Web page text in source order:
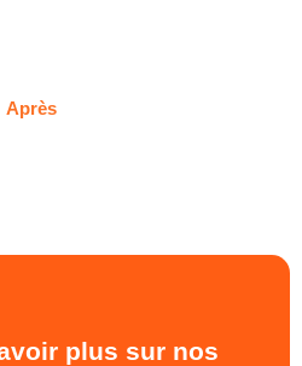
Après
plus sur nos